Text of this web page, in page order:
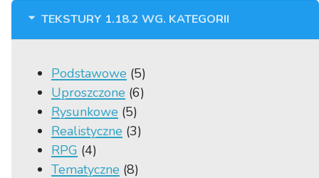
TEKSTURY 1.18.2 WG. KATEGORII
Podstawowe (5)
Uproszczone (6)
Rysunkowe (5)
Realistyczne (3)
RPG (4)
Tematyczne (8)